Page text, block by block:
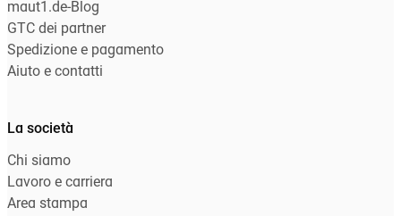
maut1.de-Blog
GTC dei partner
Spedizione e pagamento
Aiuto e contatti
La società
Chi siamo
Lavoro e carriera
Area stampa